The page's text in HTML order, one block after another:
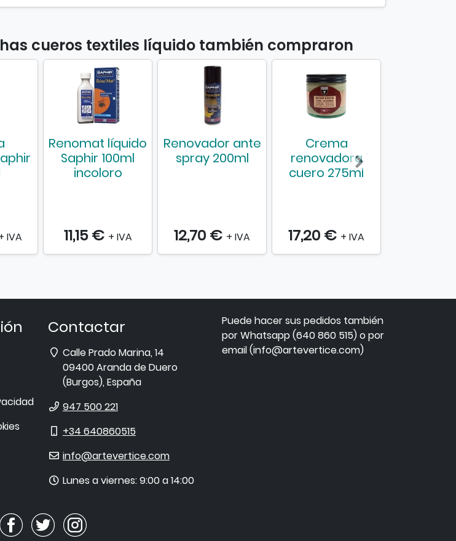
i
d
o
cueros textiles líquido también compraron
IVA
Renomat líquido
Saphir 100ml
incoloro
11,15 € + IVA
Renovador ante
spray 200ml
12,70 € + IVA
Crema
renovadora
cuero 275ml
17,20 € + IVA
Contactar
Dirección
Calle Prado Marina, 14
09400Aranda de Duero
(Burgos), España
Teléfono
947 500 221
Móvil
+34 640860515
E-
info@artevertice.com
Horario
Lunes a viernes: 9:00 a 14:00
Puede hacer sus pedidos también
por Whatsapp (640 860 515) o por
email (info@artevertice.com)